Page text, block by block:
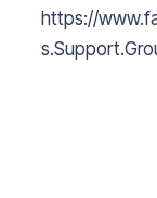
https://